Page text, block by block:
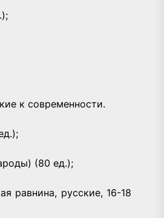
к современности.
(80 ед.);
равнина, русские, 16-18